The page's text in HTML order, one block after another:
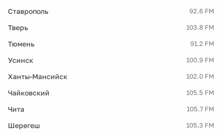
Ставрополь 92.6 FM
Тверь 103.8 FM
Тюмень 91.2 FM
Усинск 100.9 FM
Ханты-Мансийск 102.0 FM
Чайковский 105.5 FM
Чита 105.7 FM
Шерегеш 105.3 FM